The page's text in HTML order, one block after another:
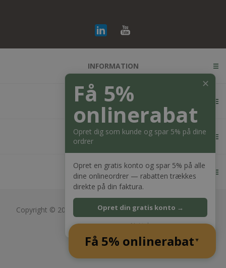
INFORMATION
KUNDESERVICE
MIN KONTO
KONTAKT OS
Copyright © 2026 Bagger Nielsen webshop. Alle rettigheder
forbeholdt.
Powered bynopCommerce
✕
Få 5%
onlinerabat
Opret dig som kunde og spar 5% på dine
ordrer
Opret en gratis konto og spar 5% på alle
dine onlineordrer — rabatten trækkes
direkte på din faktura.
Opret din gratis konto →
Nej tak
Få 5% onlinerabat ▲